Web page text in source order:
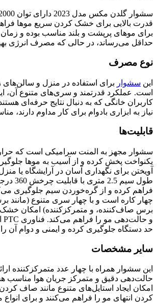
قدرت بالایی برای خشک کردن سریع موها
برای موهای پرپشت و بلند مناسب بوده و زمان
حداقل می‌رساند، در حالی که مصرف انرژی
نوع مصرف
این سشوار برای استفاده در منزل و
است. عملکرد قدرتمند و سری‌های متنوع آن،
کاربران خانگی که به دنبال نتایج حرفه‌ای
نیاز به ابزاری بادوام برای کار مداوم دارند،
قابلیت‌ها
سشوار مجهز به المنت سرامیکی است که
یکنواخت پخش کرده و از آسیب به موها
آویختن برای نگهداری آسان در آرایشگاه یا
طول سیم
فراهم کرده و از گره‌خوردن سیم جلوگیری
چهار کاره است و با چهار سری متنوع
برس صاف‌کننده، و متمرکزکننده) امکان
حد دستگاه جلوگیری کرده و ایمنی و دوام آن
سایر مشخصات
این سشوار همراه با چهار عدد متمرکزکننده
حالت‌دهی دقیق و متمرکز جریان هوا مناسب
امکان ایجاد استایل‌های متنوع مانند صاف
کردن انتهای مو را فراهم می‌کنند و برای